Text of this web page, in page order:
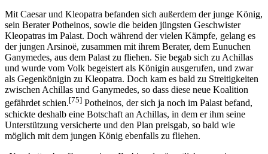
Mit Caesar und Kleopatra befanden sich außerdem der junge König,
sein Berater Potheinos, sowie die beiden jüngsten Geschwister
Kleopatras im Palast. Doch während der vielen Kämpfe, gelang es
der jungen Arsinoë, zusammen mit ihrem Berater, dem Eunuchen
Ganymedes, aus dem Palast zu fliehen. Sie begab sich zu Achillas
und wurde vom Volk begeistert als Königin ausgerufen, und zwar
als Gegenkönigin zu Kleopatra. Doch kam es bald zu Streitigkeiten
zwischen Achillas und Ganymedes, so dass diese neue Koalition
gefährdet schien.[75] Potheinos, der sich ja noch im Palast befand,
schickte deshalb eine Botschaft an Achillas, in dem er ihm seine
Unterstützung versicherte und den Plan preisgab, so bald wie
möglich mit dem jungen König ebenfalls zu fliehen.